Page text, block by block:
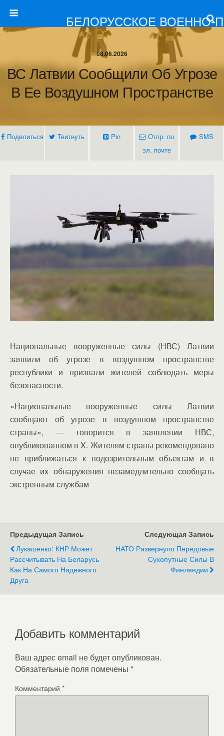
БЕЛОРУССКОЕ ВОЕННО-
08.06.2026
ВС Латвии Сообщили Об Угрозе
В Ее Воздушном Пространстве
Поделиться Твитнуть Pin
Отпр. по
эл. почте
SMS
Национальные вооруженные силы (НВС) Латвии
заявили об угрозе в воздушном пространстве
республики и призвали жителей соблюдать меры
безопасности.
«Национальные вооруженные силы Латвии
сообщают об угрозе в воздушном пространстве
страны», — говорится в заявлении НВС,
опубликованном в X. Жителям страны рекомендовано
не приближаться к подозрительным объектам и в
случае их обнаружения незамедлительно сообщать
экстренным службам
Предыдущая Запись
Лукашенко: КНР Может
Рассчитывать На Беларусь
Как На Самого Надежного
Друга
Следующая Запись
НАТО Развернуло Передовые
Сухопутные Силы В
Финляндии
Добавить комментарий
Ваш адрес email не будет опубликован.
Обязательные поля помечены *
Комментарий *